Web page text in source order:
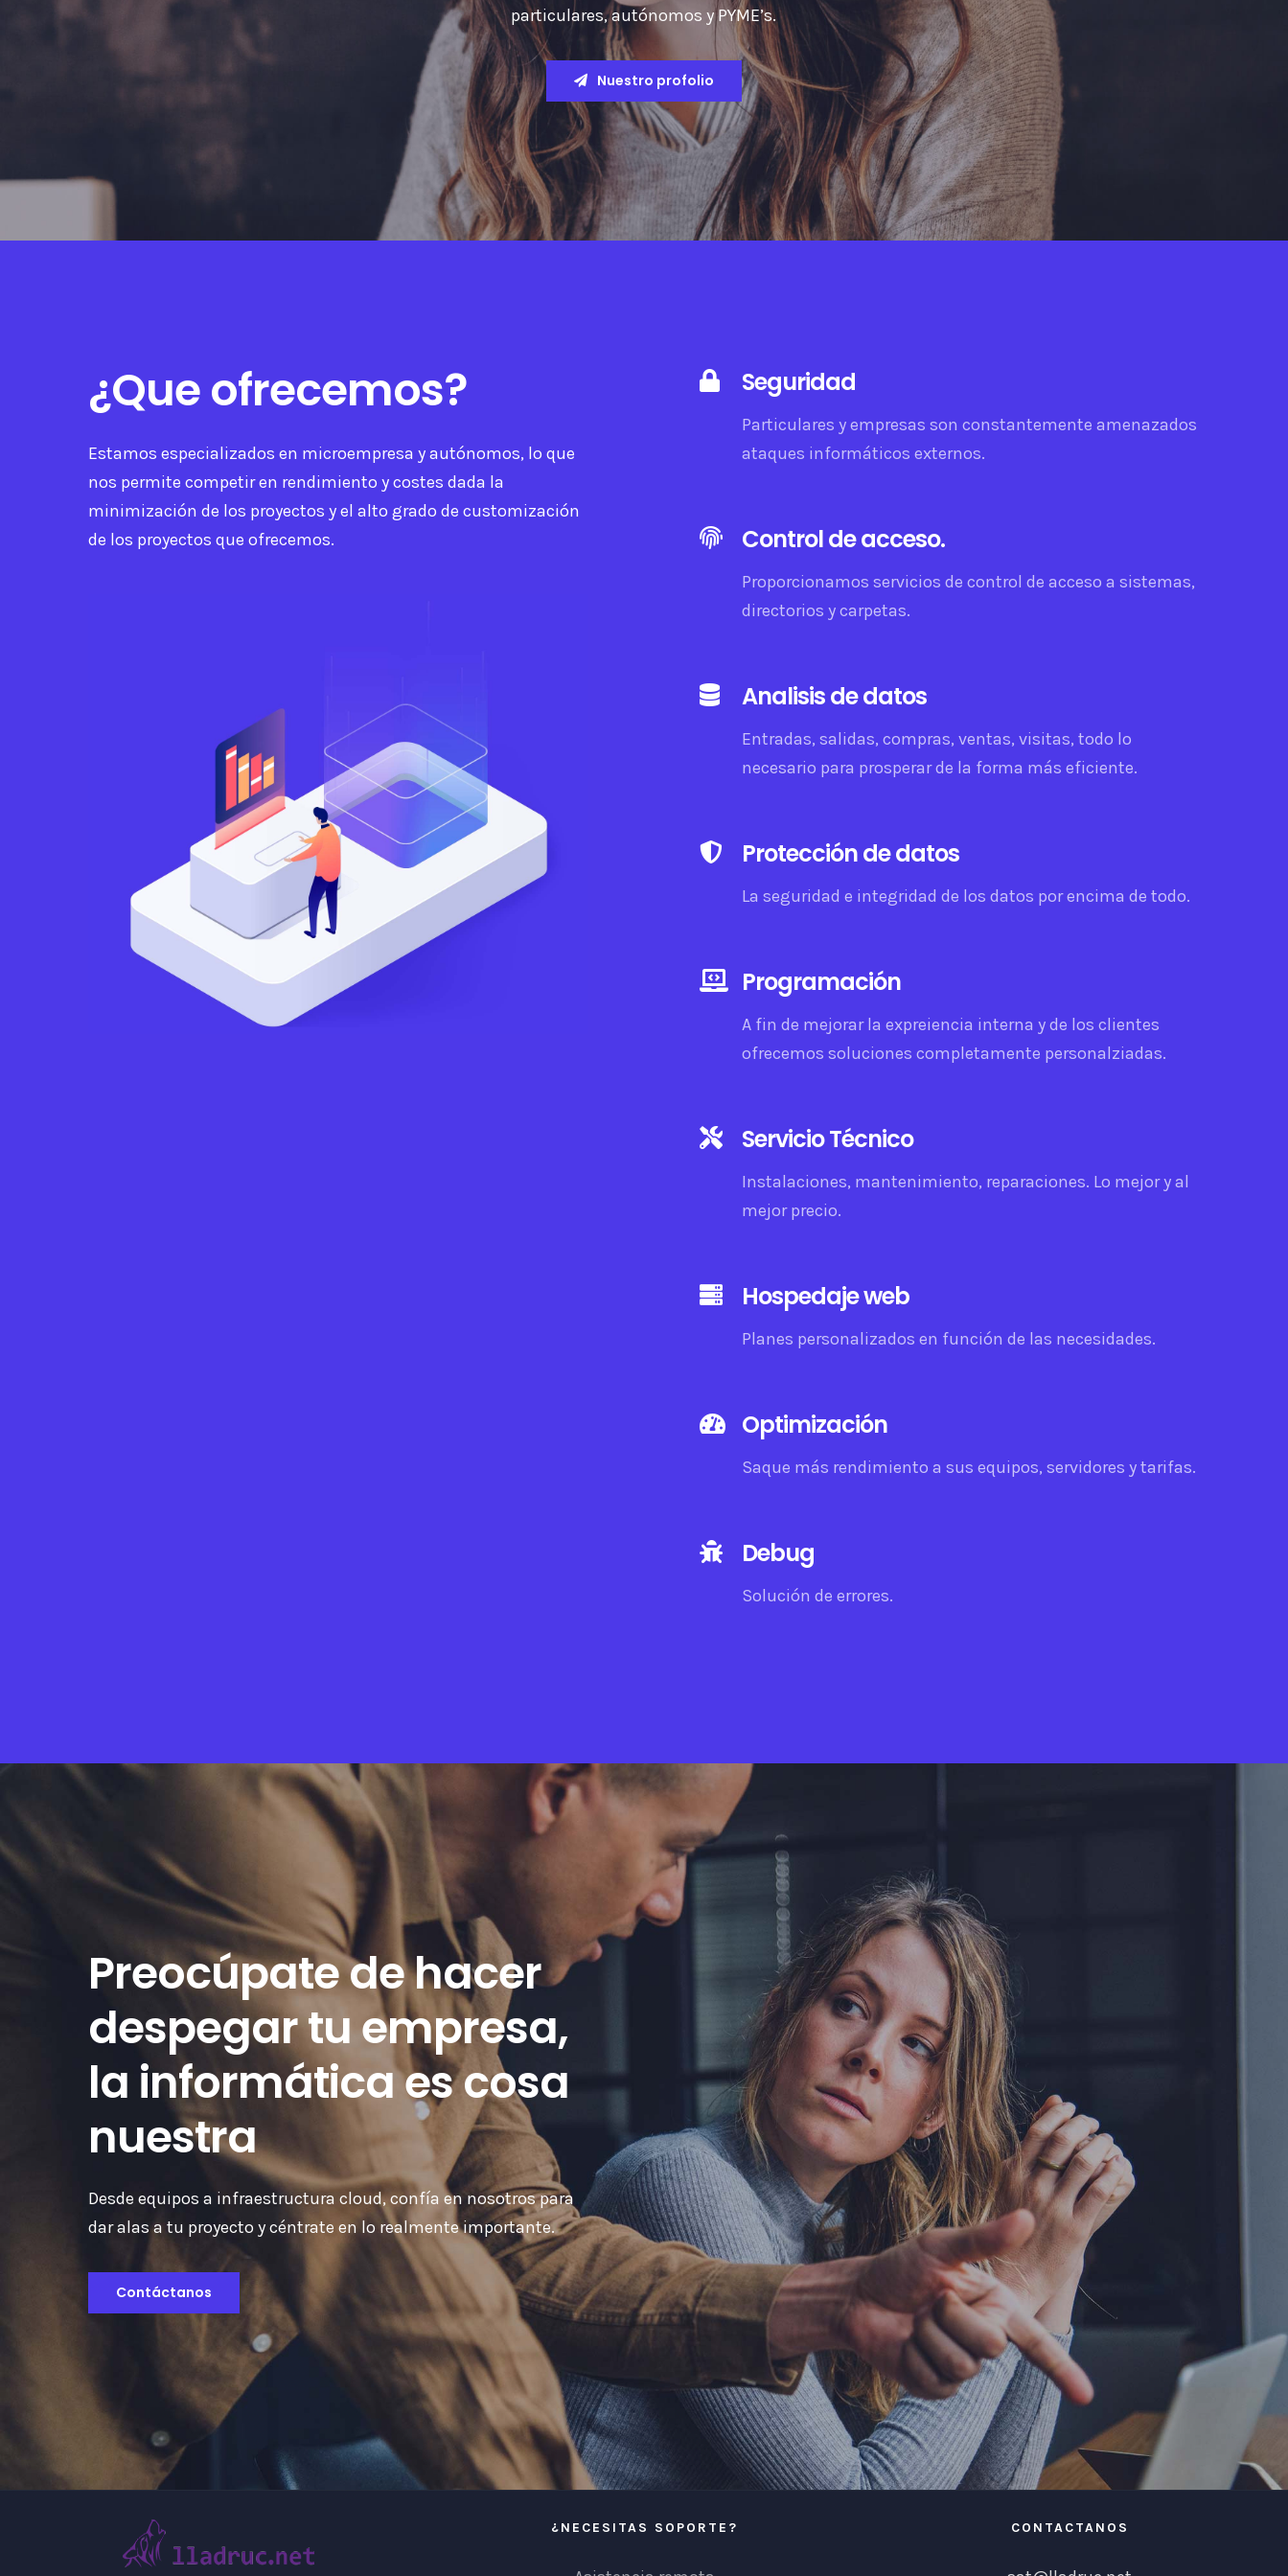
particulares, autónomos y PYME’s.
Nuestro profolio
¿Que ofrecemos?
Estamos especializados en microempresa y autónomos, lo que
nos permite competir en rendimiento y costes dada la
minimización de los proyectos y el alto grado de customización
de los proyectos que ofrecemos.
Seguridad
Particulares y empresas son constantemente amenazados
ataques informáticos externos.
Control de acceso.
Proporcionamos servicios de control de acceso a sistemas,
directorios y carpetas.
Analisis de datos
Entradas, salidas, compras, ventas, visitas, todo lo
necesario para prosperar de la forma más eficiente.
Protección de datos
La seguridad e integridad de los datos por encima de todo.
Programación
A fin de mejorar la expreiencia interna y de los clientes
ofrecemos soluciones completamente personalziadas.
Servicio Técnico
Instalaciones, mantenimiento, reparaciones. Lo mejor y al
mejor precio.
Hospedaje web
Planes personalizados en función de las necesidades.
Optimización
Saque más rendimiento a sus equipos, servidores y tarifas.
Debug
Solución de errores.
Preocúpate de hacer
despegar tu empresa,
la informática es cosa
nuestra
Desde equipos a infraestructura cloud, confía en nosotros para
dar alas a tu proyecto y céntrate en lo realmente importante.
Contáctanos
¿NECESITAS SOPORTE? CONTACTANOS